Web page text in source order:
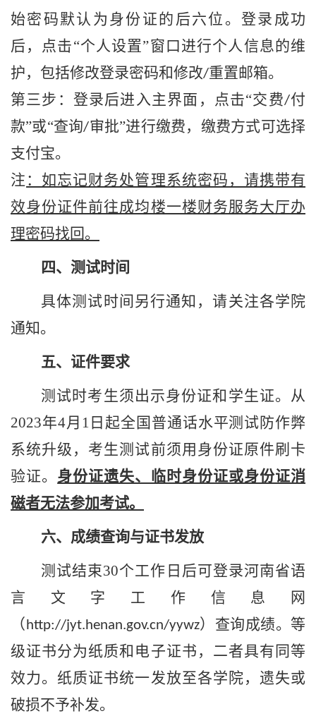
始密码默认为身份证的后六位。登录成功
后，点击“个人设置”窗口进行个人信息的维
护，包括修改登录密码和修改/重置邮箱。
第三步：登录后进入主界面，点击“交费/付
款”或“查询/审批”进行缴费，缴费方式可选择
支付宝。
注 ：如忘记财务处管理系统密码，请携带有
效身份证件前往成均楼一楼财务服务大厅办
理密码找回。
四、测试时间
具体测试时间另行通知，请关注各学院
通知。
五、证件要求
测试时考生须出示身份证和学生证。从
2023年4月 1 日起全国普通话水平测试防作弊
系统升级，考生测试前须用身份证原件刷卡
验证。 身份证遗失、临时身份证或身份证消
磁者无法参加考试。
六、成绩查询与证书发放
测试结束30个工作日后可登录河南省语
言文字工作信息网
（ http://jyt.henan.gov.cn/yywz） 查询成绩。等
级证书分为纸质和电子证书， 二者具有同等
效力。纸质证书统一发放至各学院，遗失或
破损不予补发。